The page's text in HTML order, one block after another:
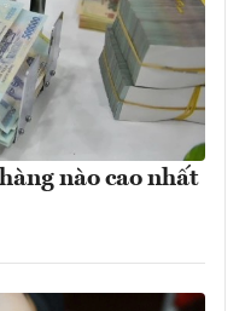
nào cao nhất